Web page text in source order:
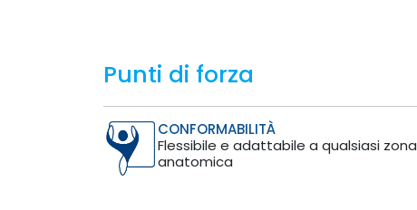
Punti di forza
CONFORMABILITÀ
Flessibile e adattabile a qualsiasi zona
anatomica